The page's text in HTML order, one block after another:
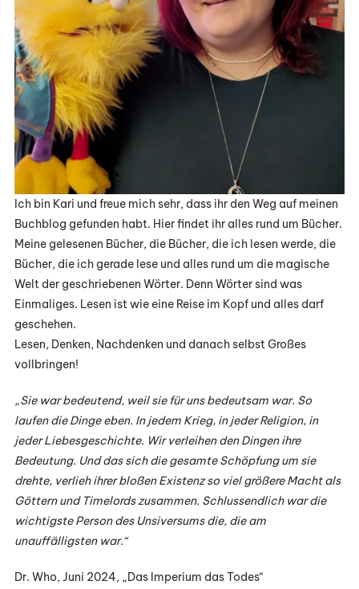
Ich bin Kari und freue mich sehr, dass ihr den Weg auf meinen
Buchblog gefunden habt. Hier findet ihr alles rund um Bücher.
Meine gelesenen Bücher, die Bücher, die ich lesen werde, die
Bücher, die ich gerade lese und alles rund um die magische
Welt der geschriebenen Wörter. Denn Wörter sind was
Einmaliges. Lesen ist wie eine Reise im Kopf und alles darf
geschehen.
Lesen, Denken, Nachdenken und danach selbst Großes
vollbringen!
„Sie war bedeutend, weil sie für uns bedeutsam war. So
laufen die Dinge eben. In jedem Krieg, in jeder Religion, in
jeder Liebesgeschichte. Wir verleihen den Dingen ihre
Bedeutung. Und das sich die gesamte Schöpfung um sie
drehte, verlieh ihrer bloßen Existenz so viel größere Macht als
Göttern und Timelords zusammen. Schlussendlich war die
wichtigste Person des Unsiversums die, die am
unauffälligsten war.“
Dr. Who, Juni 2024, „Das Imperium das Todes“